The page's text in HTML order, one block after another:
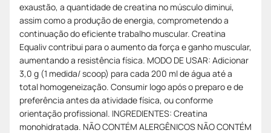
exaustão, a quantidade de creatina no músculo diminui,
assim como a produção de energia, comprometendo a
continuação do eficiente trabalho muscular. Creatina
Equaliv contribui para o aumento da força e ganho muscular,
aumentando a resistência física. MODO DE USAR: Adicionar
3,0 g (1 medida/ scoop) para cada 200 ml de água até a
total homogeneização. Consumir logo após o preparo e de
preferência antes da atividade física, ou conforme
orientação profissional. INGREDIENTES: Creatina
monohidratada. NÃO CONTÉM ALERGÊNICOS NÃO CONTÉM